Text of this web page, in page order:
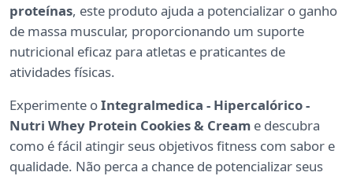
proteínas, este produto ajuda a potencializar o ganho
de massa muscular, proporcionando um suporte
nutricional eficaz para atletas e praticantes de
atividades físicas.
Experimente oIntegralmedica - Hipercalórico -
Nutri Whey Protein Cookies & Cream e descubra
como é fácil atingir seus objetivos fitness com sabor e
qualidade. Não perca a chance de potencializar seus